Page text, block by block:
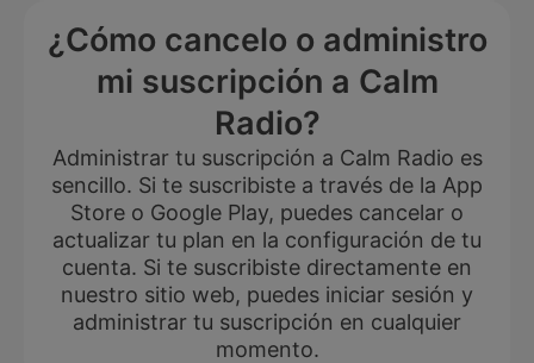
¿Cómo cancelo o administro
mi suscripción a Calm
Radio?
Administrar tu suscripción a Calm Radio es
sencillo. Si te suscribiste a través de la App
Store o Google Play, puedes cancelar o
actualizar tu plan en la configuración de tu
cuenta. Si te suscribiste directamente en
nuestro sitio web, puedes iniciar sesión y
administrar tu suscripción en cualquier
momento.